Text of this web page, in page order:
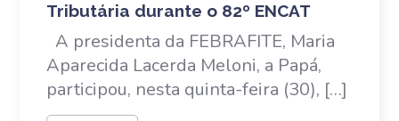
Tributária durante o 82º ENCAT
A presidenta da FEBRAFITE, Maria
Aparecida Lacerda Meloni, a Papá,
participou, nesta quinta-feira (30), […]